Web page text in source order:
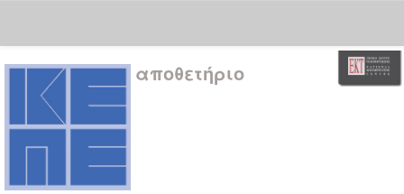
Skip
navigation
αποθετήριο